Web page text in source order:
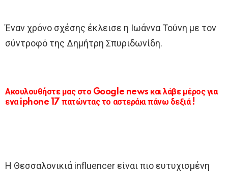
Έναν χρόνο σχέσης έκλεισε η Ιωάννα Τούνη με τον
σύντροφό της Δημήτρη Σπυριδωνίδη.
Ακουλουθήστε μας στο Google news και λάβε μέρος για
ενα iphone 17 πατώντας το αστεράκι πάνω δεξιά !
Η Θεσσαλονικιά influencer είναι πιο ευτυχισμένη